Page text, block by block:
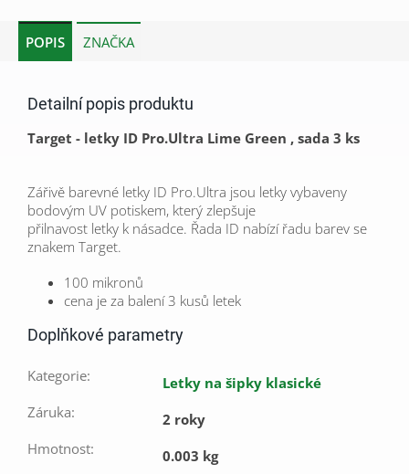
POPIS ZNAČKA
Detailní popis produktu
Target - letky ID Pro.Ultra Lime Green , sada 3 ks
Zářivě barevné letky ID Pro.Ultra jsou letky vybaveny
bodovým UV potiskem, který zlepšuje
přilnavost letky k násadce. Řada ID nabízí řadu barev se
znakem Target.
100 mikronů
cena je za balení 3 kusů letek
Doplňkové parametry
Kategorie:
Letky na šipky klasické
Záruka:
2 roky
Hmotnost:
0.003 kg